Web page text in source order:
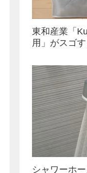
東和産業「
用」がスゴ
シャワーホ